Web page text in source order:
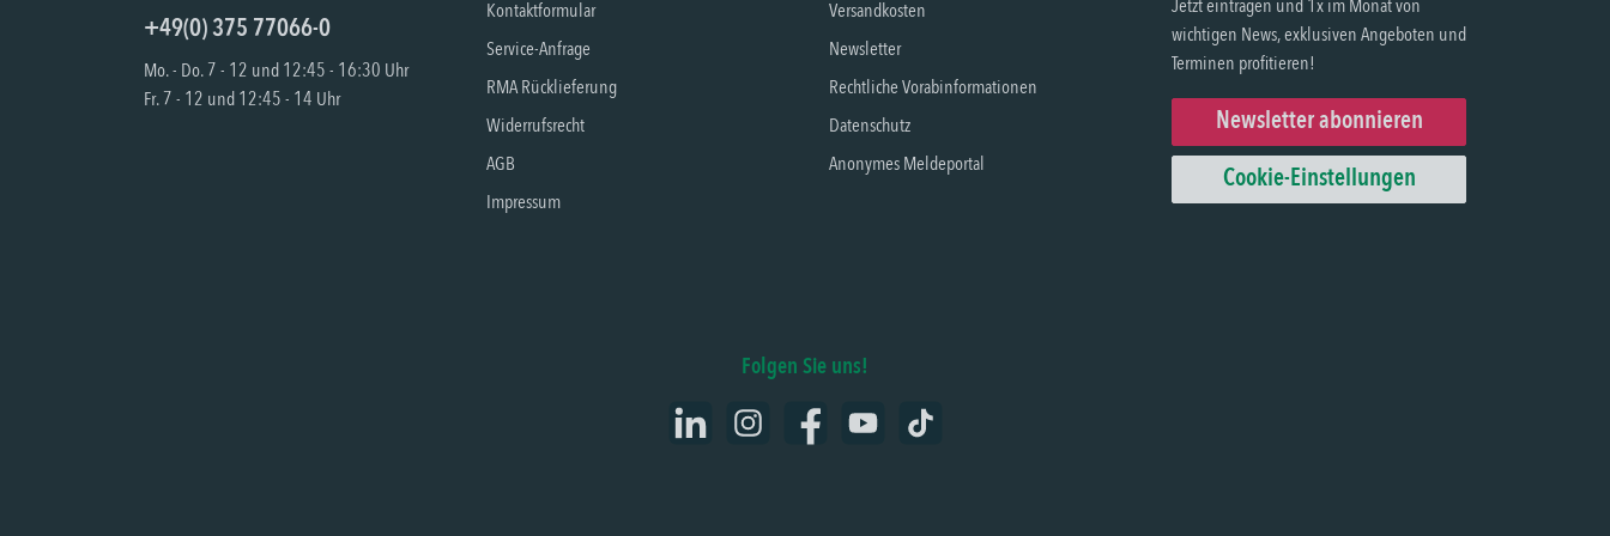
+49(0) 375 77066-0
Mo. - Do. 7 - 12 und 12:45 - 16:30 Uhr
Fr. 7 - 12 und 12:45 - 14 Uhr
Kontaktformular
Service-Anfrage
RMA Rücklieferung
Widerrufsrecht
AGB
Impressum
Versandkosten
Newsletter
Rechtliche Vorabinformationen
Datenschutz
Anonymes Meldeportal
Jetzt eintragen und 1x im Monat von
wichtigen News, exklusiven Angeboten und
Terminen profitieren!
Newsletter abonnieren
Cookie-Einstellungen
Folgen Sie uns!
LinkedIn Instagram YouTube TikTok